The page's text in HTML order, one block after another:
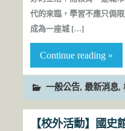
代的來臨，學習不應只侷
成為一座城 […]
Continue reading »
一般公告, 最新消息,
【校外活動】國史